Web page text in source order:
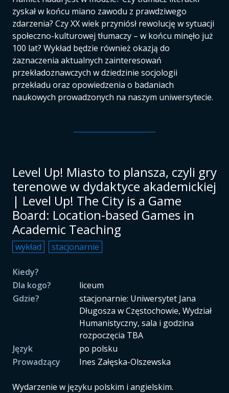
zyskał w końcu miano zawodu z prawdziwego
zdarzenia? Czy XX wiek przyniósł rewolucję w sytuacji
społeczno-kulturowej tłumaczy – w końcu minęło już
100 lat? Wykład będzie również okazją do
zaznaczenia aktualnych zainteresowań
przekładoznawczych w dziedzinie socjologii
przekładu oraz opowiedzenia o badaniach
naukowych prowadzonych na naszym uniwersytecie.
Level Up! Miasto to plansza, czyli gry
terenowe w dydaktyce akademickiej
| Level Up! The City is a Game
Board: Location-based Games in
Academic Teaching
wykład stacjonarnie
Kiedy?
Dla kogo?
liceum
Gdzie?
stacjonarnie: Uniwersytet Jana
Długosza w Częstochowie, Wydział
Humanistyczny, sala i godzina
rozpoczęcia TBA
Język
po polsku
Prowadzący
Ines Załęska-Olszewska
Wydarzenie w języku polskim i angielskim.